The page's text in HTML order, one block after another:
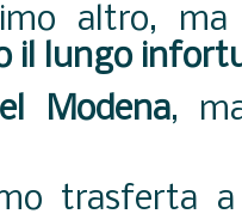
altro,
il lungo
Modena,
trasferta